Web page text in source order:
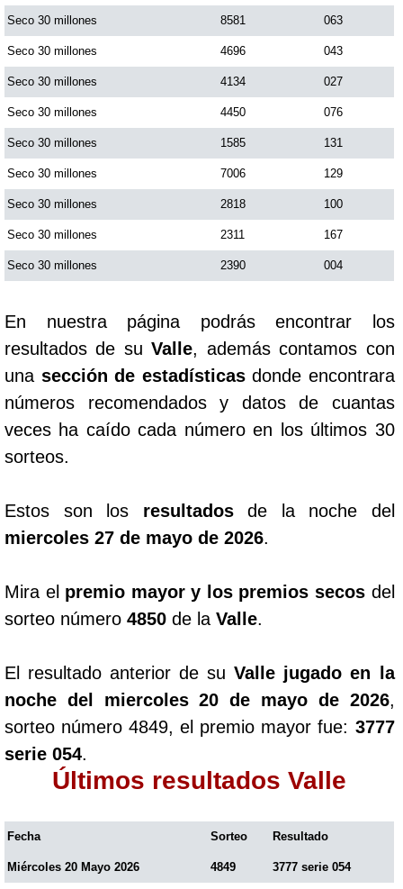
Saman de la suerte
Sinuano Día
Sinuano Noche
Super Chontico Noche
Seco 30 millones 8581 063
Seco 30 millones 4696 043
Seco 30 millones 4134 027
Seco 30 millones 4450 076
Seco 30 millones 1585 131
Seco 30 millones 7006 129
Seco 30 millones 2818 100
Seco 30 millones 2311 167
Seco 30 millones 2390 004
En nuestra página podrás encontrar los
resultados de suValle, además contamos con
una sección de estadísticasdonde encontrara
números recomendados y datos de cuantas
veces ha caído cada número en los últimos 30
sorteos.
Estos son los resultadosde la noche del
miercoles 27 de mayo de 2026.
Mira el premio mayor y los premios secosdel
sorteo número 4850 de la Valle.
El resultado anterior de suValle jugado en la
noche del miercoles 20 de mayo de 2026,
sorteo número 4849, el premio mayor fue: 3777
serie 054.
Últimos resultados Valle
Fecha Sorteo Resultado
Miércoles 20 Mayo 2026 4849 3777 serie 054